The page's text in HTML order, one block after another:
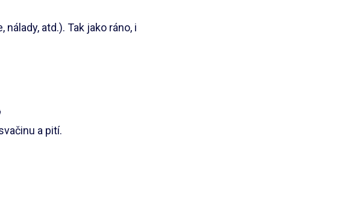
atd.). Tak jako ráno, i
a pití.